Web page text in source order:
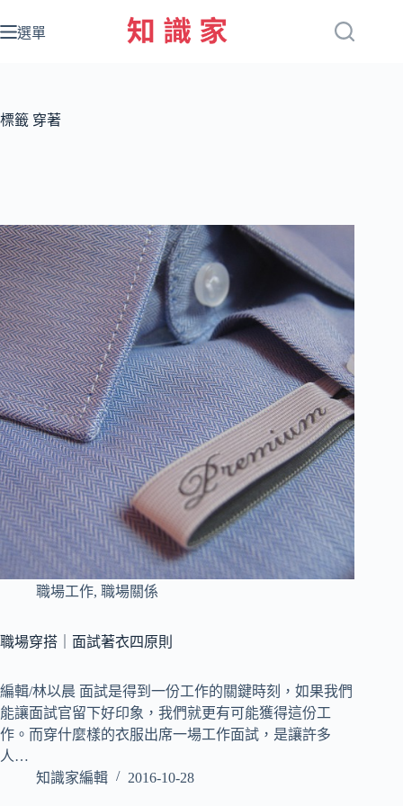
至
容
選單
標籤 穿著
職場工作, 職場關係
職場穿搭｜面試著衣四原則
編輯/林以晨 面試是得到一份工作的關鍵時刻，如果我們
能讓面試官留下好印象，我們就更有可能獲得這份工
作。而穿什麼樣的衣服出席一場工作面試，是讓許多
人…
知識家編輯
2016-10-28